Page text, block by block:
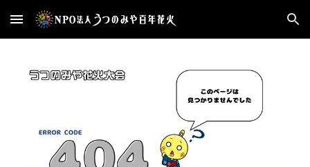
Skip to main content Skip to navigation